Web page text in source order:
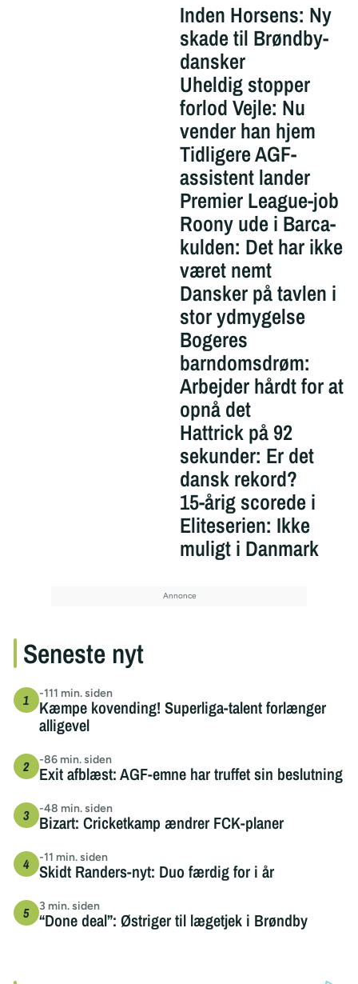
Inden Horsens: Ny
skade til Brøndby-
dansker
Uheldig stopper
forlod Vejle: Nu
vender han hjem
Tidligere AGF-
assistent lander
Premier League-job
Roony ude i Barca-
kulden: Det har ikke
været nemt
Dansker på tavlen i
stor ydmygelse
Bogeres
barndomsdrøm:
Arbejder hårdt for at
opnå det
Hattrick på 92
sekunder: Er det
dansk rekord?
15-årig scorede i
Eliteserien: Ikke
muligt i Danmark
Seneste nyt
-111 min. siden
Kæmpe kovending! Superliga-talent forlænger
alligevel
-86 min. siden
Exit afblæst: AGF-emne har truffet sin beslutning
-48 min. siden
Bizart: Cricketkamp ændrer FCK-planer
-11 min. siden
Skidt Randers-nyt: Duo færdig for i år
3 min. siden
“Done deal”: Østriger til lægetjek i Brøndby